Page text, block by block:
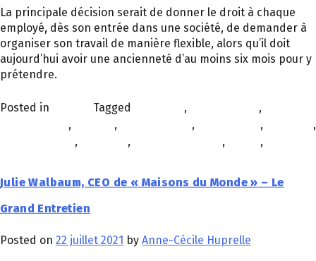
La principale décision serait de donner le droit à chaque
employé, dès son entrée dans une société, de demander à
organiser son travail de manière flexible, alors qu’il doit
aujourd’hui avoir une ancienneté d’au moins six mois pour y
prétendre.
Posted in Tagged ,
,
, , , ,
,
, , , ,
Julie Walbaum, CEO de « Maisons du Monde » – Le
Grand Entretien
Posted on 22 juillet 2021 by Anne-Cécile Huprelle